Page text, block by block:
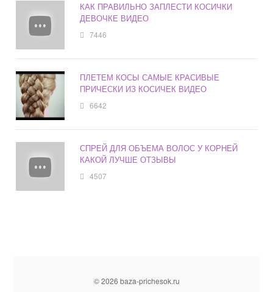
КАК ПРАВИЛЬНО ЗАПЛЕСТИ КОСИЧКИ
ДЕВОЧКЕ ВИДЕО
7446
ПЛЕТЕМ КОСЫ САМЫЕ КРАСИВЫЕ
ПРИЧЕСКИ ИЗ КОСИЧЕК ВИДЕО
6642
СПРЕЙ ДЛЯ ОБЪЕМА ВОЛОС У КОРНЕЙ
КАКОЙ ЛУЧШЕ ОТЗЫВЫ
4507
© 2026 baza-prichesok.ru